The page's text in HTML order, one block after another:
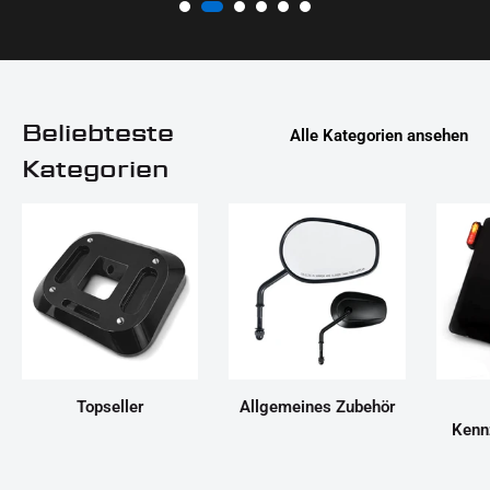
Beliebteste
Kategorien
Alle Kategorien ansehen
Topseller
Allgemeines Zubehör